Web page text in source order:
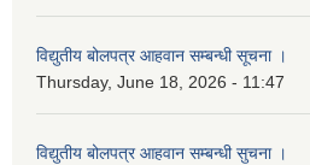
विद्युतीय बोलपत्र आहवान सम्बन्धी सूचना ।
Thursday, June 18, 2026 - 11:47
विद्युतीय बोलपत्र आहवान सम्बन्धी सुचना ।